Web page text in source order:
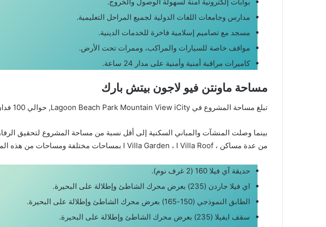
مدارس وجامعات اللغات الدولية لجميع المراحل التعليمية.
مسجد مع تصاميم إسلامية فاخرة للخدمات الدينية.
مواقف خاصة للسيارات والمراكب، وممرات تحت الأرض.
كاميرات مراقبة أمنية وأمنية على مدار 24 ساعة.
مساحة ماونتن فيو لاجون بيتش بارك
تبلغ مساحة المشروع في Lagoon Beach Park Mountain View iCity, حوالي 100 فدان ، مع حدائق وأماكن ترفيهية ومساحات خضراء واسعة تشغل معظم المشروع.
بينما وصلت المنشآت والمباني السكنية إلى أقل نسبة من مساحة المشروع لتحقيق
من عدة مساكن ، I Villa Garden ، I Villa Roof بمساحات مختلفة ومساحات من هذه المرافق هي كما يلي:
حديقة آي فيلا 160 (2 غرف نوم).
اي فيلا جاردن (235) بعرض محرك الشاطئ وإطلالة على البحيرة.
الطابق النموذجي (150-165) بعرض محرك الشاطئ وإطلالة على البحيرة.
سقف ايفيلا (235) بعرض محرك الشاطئ وإطلالة على البحيرة.